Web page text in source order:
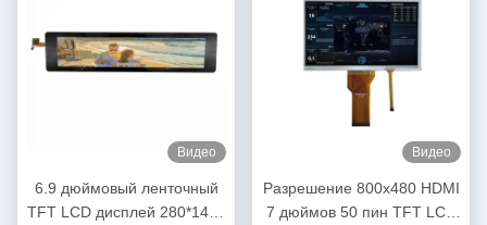
Видео
6.9 дюймовый ленточный
TFT LCD дисплей 280*1424
Видео
Разрешение 800x480 HDMI
7 дюймов 50 пин TFT LCD